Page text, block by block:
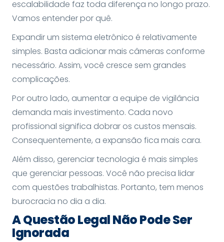
escalabilidade faz toda diferença no longo prazo.
Vamos entender por quê.
Expandir um sistema eletrônico é relativamente
simples. Basta adicionar mais câmeras conforme
necessário. Assim, você cresce sem grandes
complicações.
Por outro lado, aumentar a equipe de vigilância
demanda mais investimento. Cada novo
profissional significa dobrar os custos mensais.
Consequentemente, a expansão fica mais cara.
Além disso, gerenciar tecnologia é mais simples
que gerenciar pessoas. Você não precisa lidar
com questões trabalhistas. Portanto, tem menos
burocracia no dia a dia.
A Questão Legal Não Pode Ser
Ignorada